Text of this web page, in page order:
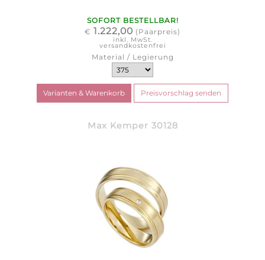
SOFORT BESTELLBAR!
€ 1.222,00 (Paarpreis)
inkl. MwSt.
versandkostenfrei
Material / Legierung
Max Kemper 30128